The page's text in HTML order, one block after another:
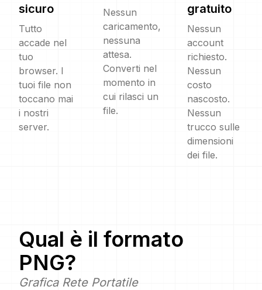
sicuro
Tutto
accade nel
tuo
browser. I
tuoi file non
toccano mai
i nostri
server.
Nessun
caricamento,
nessuna
attesa.
Converti nel
momento in
cui rilasci un
file.
gratuito
Nessun
account
richiesto.
Nessun
costo
nascosto.
Nessun
trucco sulle
dimensioni
dei file.
Qual è il formato
PNG?
Grafica Rete Portatile